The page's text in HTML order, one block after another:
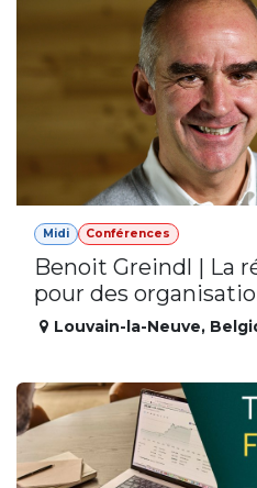
Midi Conférences
Benoit Greindl | La
pour des
Louvain-la-Neuve,